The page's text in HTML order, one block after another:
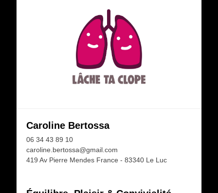
Caroline Bertossa
06 34 43 89 10
caroline.bertossa@gmail.com
419 Av Pierre Mendes France - 83340 Le Luc